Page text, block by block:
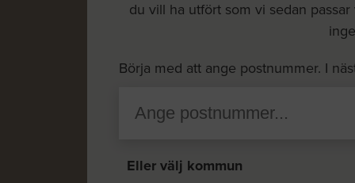
du vill ha utfört som vi sedan
Börja med att ange postnummer. I
Eller välj kommun